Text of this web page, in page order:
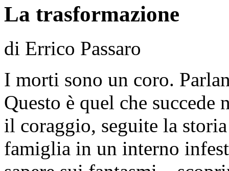
La trasformazione
di Errico Passaro
I morti sono un coro.
Questo è quel che succede
il coraggio, seguite la
famiglia in un interno